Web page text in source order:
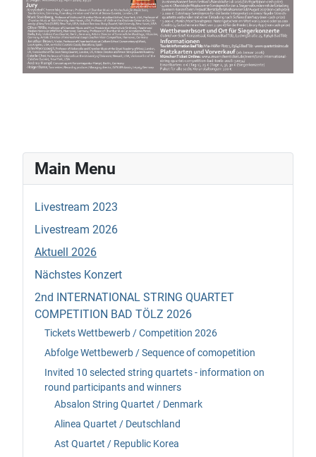
Main Menu
Livestream 2023
Livestream 2026
Aktuell 2026
Nächstes Konzert
2nd INTERNATIONAL STRING QUARTET
COMPETITION BAD TÖLZ 2026
Tickets Wettbewerb / Competition 2026
Abfolge Wettbewerb / Sequence of comopetition
Invited 10 selected string quartets - information on
round participants and winners
Absalon String Quartet / Denmark
Alinea Quartet / Deutschland
Ast Quartet / Republic Korea